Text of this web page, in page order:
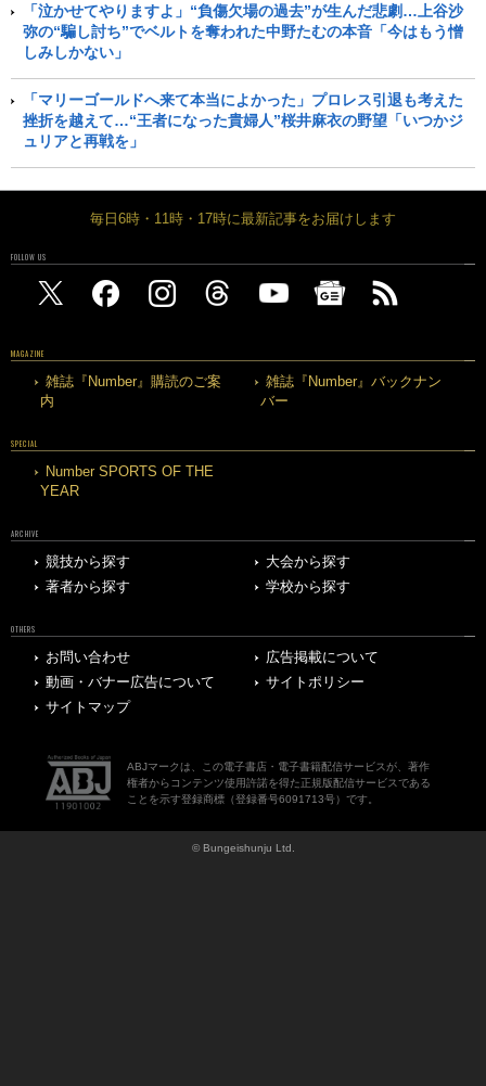
「泣かせてやりますよ」“負傷欠場の過去”が生んだ悲劇…上谷沙
弥の“騙し討ち”でベルトを奪われた中野たむの本音「今はもう憎
しみしかない」
「マリーゴールドへ来て本当によかった」プロレス引退も考えた
挫折を越えて…“王者になった貴婦人”桜井麻衣の野望「いつかジ
ュリアと再戦を」
毎日6時・11時・17時に最新記事をお届けします
FOLLOW US
MAGAZINE
雑誌『Number』購読のご案
内
雑誌『Number』バックナン
バー
SPECIAL
Number SPORTS OF THE
YEAR
ARCHIVE
競技から探す
大会から探す
著者から探す
学校から探す
OTHERS
お問い合わせ
広告掲載について
動画・バナー広告について
サイトポリシー
サイトマップ
ABJマークは、この電子書店・電子書籍配信サービスが、著作
権者からコンテンツ使用許諾を得た正規版配信サービスである
ことを示す登録商標（登録番号6091713号）です。
© Bungeishunju Ltd.